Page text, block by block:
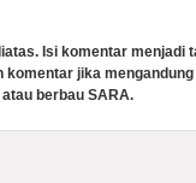
Isi komentar menjadi
jika
berbau SARA.